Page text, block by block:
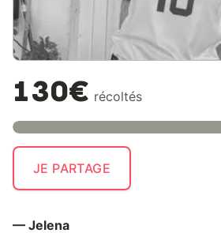
130€ récoltés
JE PARTAGE
— Jelena